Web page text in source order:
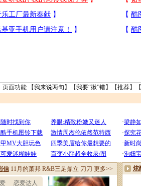
页面功能 【我来说两句 】【我要“揪”错】【推荐】